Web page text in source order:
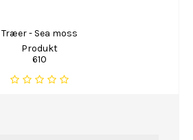
Træer - Sea moss
Produkt
610